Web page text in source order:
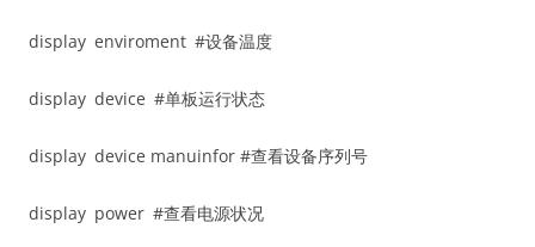
display enviroment #设备温度
display device #单板运行状态
display device manuinfor #查看设备序列号
display power #查看电源状况